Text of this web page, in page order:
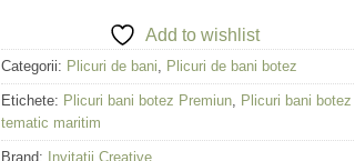
Add to wishlist
Categorii: Plicuri de bani Plicuri de bani botez
Etichete: Plicuri bani botez Premiun
Plicuri bani botez
tematic maritim
Brand: Invitatii Creative